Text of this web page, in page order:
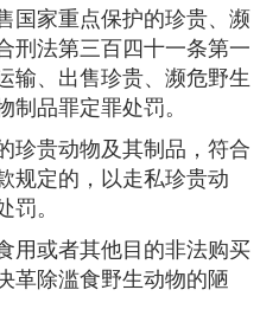
家重点保护的珍贵、濒
刑法第三百四十一条第一
输、出售珍贵、濒危野生
制品罪定罪处罚。
贵动物及其制品，符合
规定的，以走私珍贵动
罚。
用或者其他目的非法购买
革除滥食野生动物的陋